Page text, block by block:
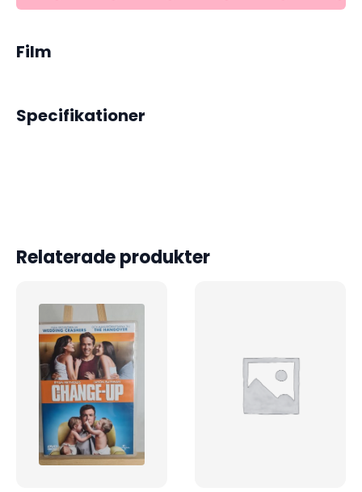
Film
Specifikationer
Relaterade produkter